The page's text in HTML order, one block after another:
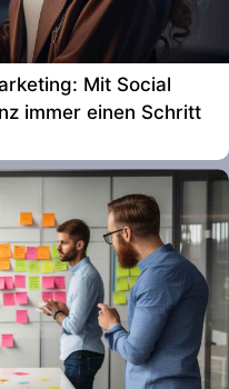
Mit Social
immer einen Schritt